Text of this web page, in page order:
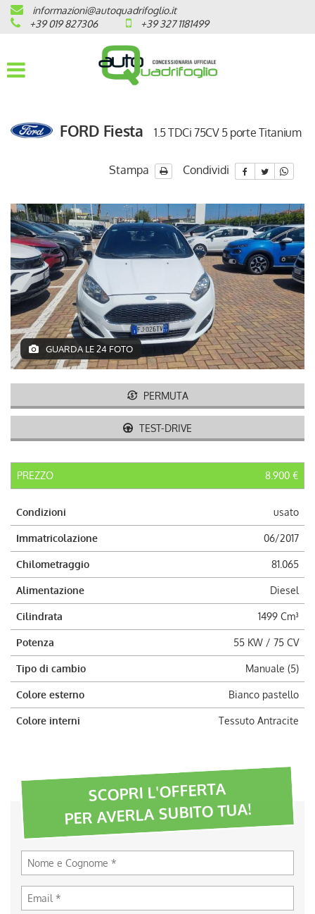
HOME
AZIENDA
OPEL
PRONTA CONSEGNA / KM 0
VEICOLI CON ECOBONUS
AUTO USATE
ACQUISTIAMO USATO
ASSISTENZA
CONTATTI
LAVORA CON NOI
NEWS
AREA COMMERCIANTI
informazioni@autoquadrifoglio.it
+39 019 827306
+39 327 1181499
FORD Fiesta 1.5 TDCi 75CV 5 porte Titanium
Stampa Condividi
GUARDA LE 24 FOTO
PERMUTA
TEST-DRIVE
PREZZO 8.900 €
Condizioni usato
Immatricolazione 06/2017
Chilometraggio 81.065
Alimentazione Diesel
Cilindrata 1499 Cm³
Potenza 55 KW / 75 CV
Tipo di cambio Manuale (5)
Colore esterno Bianco pastello
Colore interni Tessuto Antracite
SCOPRI L'OFFERTA
PER AVERLA SUBITO TUA!